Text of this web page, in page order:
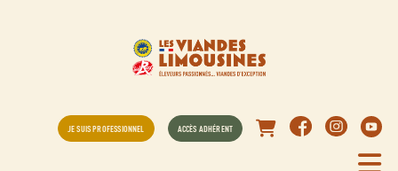
JE SUIS PROFESSIONNEL ACCÈS ADHÉRENT